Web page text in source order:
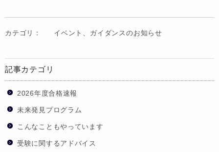
カテゴリ： イベント、ガイダンスのお知らせ
記事カテゴリ
2026年度合格速報
未来発見プログラム
こんなこともやっています
受験に関するアドバイス